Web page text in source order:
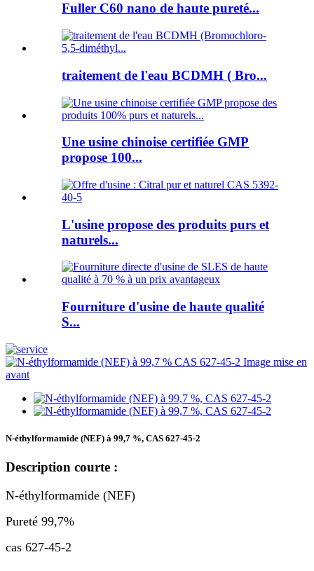
Fuller C60 nano de haute pureté...
traitement de l'eau BCDMH ( Bro...
Une usine chinoise certifiée GMP
propose 100...
L'usine propose des produits purs et
naturels...
Fourniture d'usine de haute qualité
S...
N-éthylformamide (NEF) à 99,7 %, CAS 627-45-2
Description courte :
N-éthylformamide (NEF)
Pureté 99,7%
cas 627-45-2